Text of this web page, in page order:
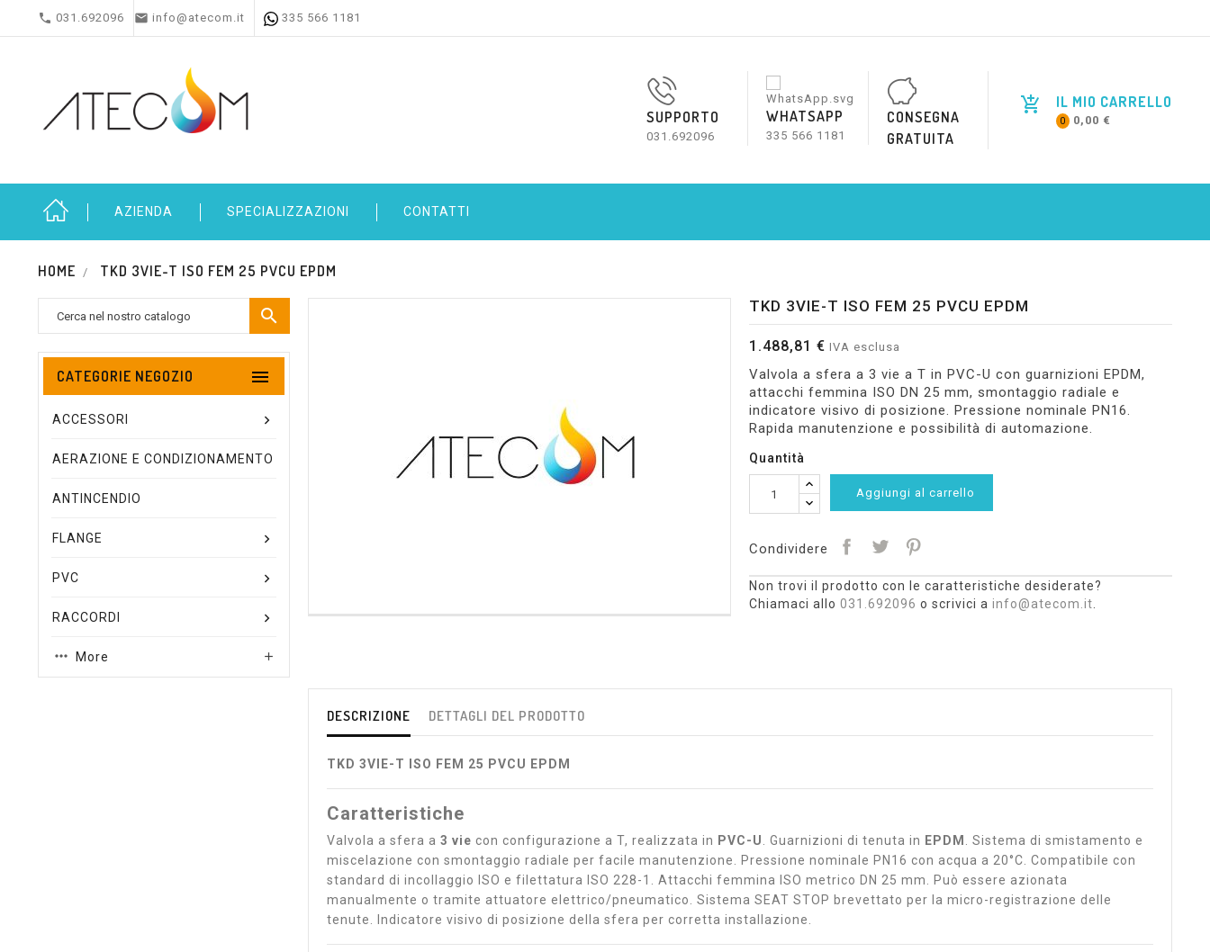
 031.692096  info@atecom.it 335 566 1181
IL MIO CARRELLO
0 0,00 €
SUPPORTO
031.692096
WHATSAPP
335 566 1181
CONSEGNA
GRATUITA
AZIENDA SPECIALIZZAZIONI CONTATTI
HOME TKD 3VIE-T ISO FEM 25 PVCU EPDM

CATEGORIE NEGOZIO 
ACCESSORI
AERAZIONE E CONDIZIONAMENTO
ANTINCENDIO
FLANGE
PVC
RACCORDI
More 
TKD 3VIE-T ISO FEM 25 PVCU EPDM
1.488,81 € IVA esclusa
Valvola a sfera a 3 vie a T in PVC-U con guarnizioni EPDM,
attacchi femmina ISO DN 25 mm, smontaggio radiale e
indicatore visivo di posizione. Pressione nominale PN16.
Rapida manutenzione e possibilità di automazione.
Quantità
Aggiungi al carrello
Condividere
Non trovi il prodotto con le caratteristiche desiderate?
Chiamaci allo 031.692096 o scrivici a info@atecom.it
DESCRIZIONE DETTAGLI DEL PRODOTTO
TKD 3VIE-T ISO FEM 25 PVCU EPDM
Caratteristiche
Valvola a sfera a 3 vie con configurazione a T, realizzata in PVC-U . Guarnizioni di tenuta in EPDM
. Sistema di smistamento e
miscelazione con smontaggio radiale per facile manutenzione. Pressione nominale PN16 con acqua a 20°C. Compatibile con
standard di incollaggio ISO e filettatura ISO 228-1. Attacchi femmina ISO metrico DN 25 mm. Può essere azionata
manualmente o tramite attuatore elettrico/pneumatico. Sistema SEAT STOP brevettato per la micro-registrazione delle
tenute. Indicatore visivo di posizione della sfera per corretta installazione.